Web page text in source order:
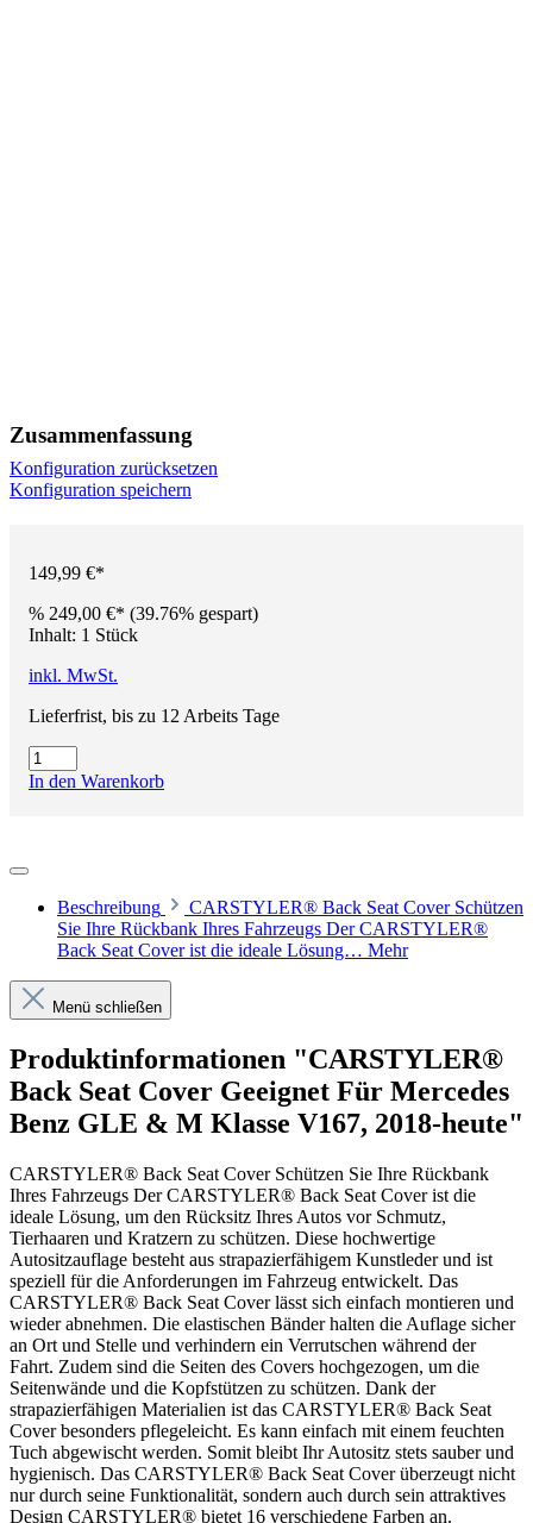
Zusammenfassung
Konfiguration zurücksetzen
Konfiguration speichern
149,99 €*
% 249,00 €* (39.76% gespart)
Inhalt: 1 Stück
inkl. MwSt.
Lieferfrist, bis zu 12 Arbeits Tage
In den Warenkorb
Beschreibung
CARSTYLER® Back Seat Cover Schützen
Sie Ihre Rückbank Ihres Fahrzeugs Der CARSTYLER®
Back Seat Cover ist die ideale Lösung… Mehr
Menü schließen
Produktinformationen "CARSTYLER®
Back Seat Cover Geeignet Für Mercedes
Benz GLE & M Klasse V167, 2018-heute"
CARSTYLER® Back Seat Cover Schützen Sie Ihre Rückbank
Ihres Fahrzeugs Der CARSTYLER® Back Seat Cover ist die
ideale Lösung, um den Rücksitz Ihres Autos vor Schmutz,
Tierhaaren und Kratzern zu schützen. Diese hochwertige
Autositzauflage besteht aus strapazierfähigem Kunstleder und ist
speziell für die Anforderungen im Fahrzeug entwickelt. Das
CARSTYLER® Back Seat Cover lässt sich einfach montieren und
wieder abnehmen. Die elastischen Bänder halten die Auflage sicher
an Ort und Stelle und verhindern ein Verrutschen während der
Fahrt. Zudem sind die Seiten des Covers hochgezogen, um die
Seitenwände und die Kopfstützen zu schützen. Dank der
strapazierfähigen Materialien ist das CARSTYLER® Back Seat
Cover besonders pflegeleicht. Es kann einfach mit einem feuchten
Tuch abgewischt werden. Somit bleibt Ihr Autositz stets sauber und
hygienisch. Das CARSTYLER® Back Seat Cover überzeugt nicht
nur durch seine Funktionalität, sondern auch durch sein attraktives
Design CARSTYLER® bietet 16 verschiedene Farben an.